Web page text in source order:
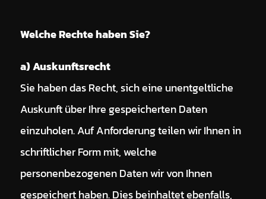
Welche Rechte haben Sie?
a) Auskunftsrecht
Sie haben das Recht, sich eine unentgeltliche
Auskunft über Ihre gespeicherten Daten
einzuholen. Auf Anforderung teilen wir Ihnen in
schriftlicher Form mit, welche
personenbezogenen Daten wir von Ihnen
gespeichert haben. Dies beinhaltet ebenfalls,